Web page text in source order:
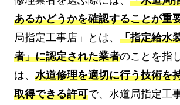
あるかどうかを確認することが重
局指定工事店」とは、 「指定給水
者」に認定された業者のことを指
は、 水道修理を適切に行う技術を
取得できる許可で、水道局指定工